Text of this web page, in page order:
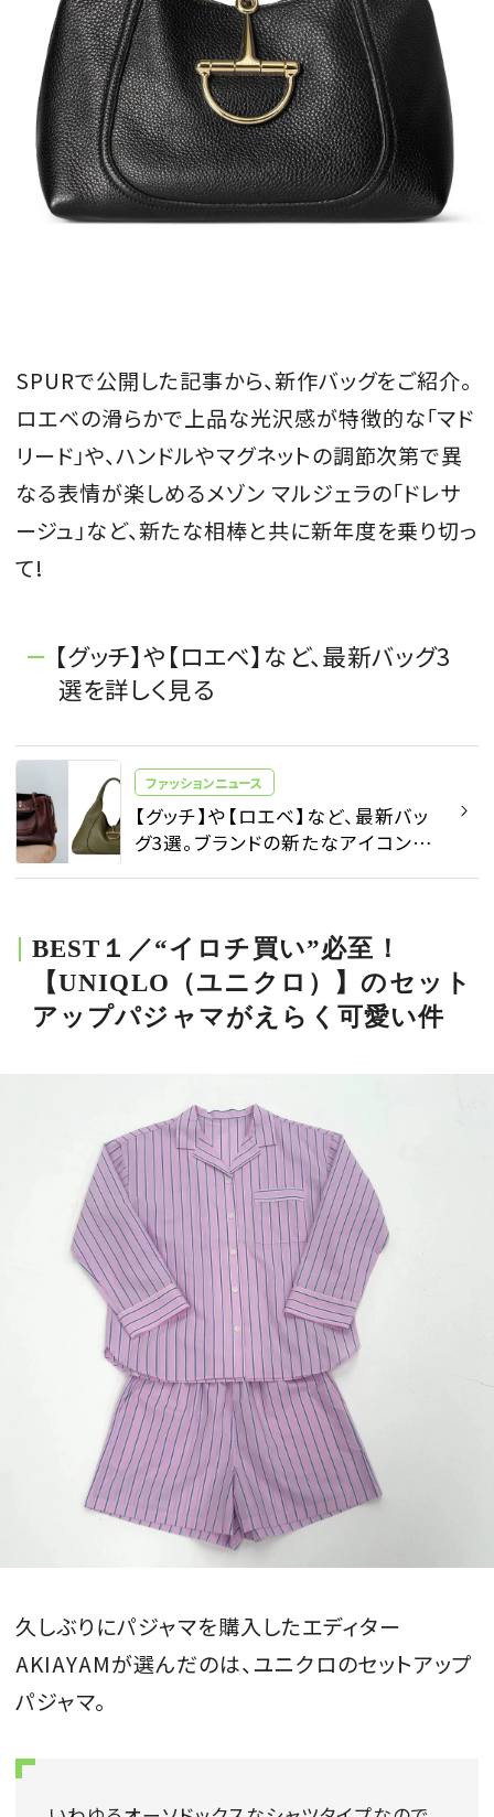
SPURで公開した記事から、新作バッグをご紹介。
ロエベの滑らかで上品な光沢感が特徴的な「マド
リード」や、ハンドルやマグネットの調節次第で異
なる表情が楽しめるメゾン マルジェラの「ドレサ
ージュ」など、新たな相棒と共に新年度を乗り切っ
て!
【グッチ】や【ロエベ】など、最新バッグ3
選を詳しく見る
ファッションニュース
【グッチ】や【ロエベ】など、最新バッ
グ3選。ブランドの新たなアイコンに
BEST１／“イロチ買い”必至！
【UNIQLO（ユニクロ）】のセット
アップパジャマがえらく可愛い件
久しぶりにパジャマを購入したエディター
AKIAYAMが選んだのは、ユニクロのセットアップ
パジャマ。